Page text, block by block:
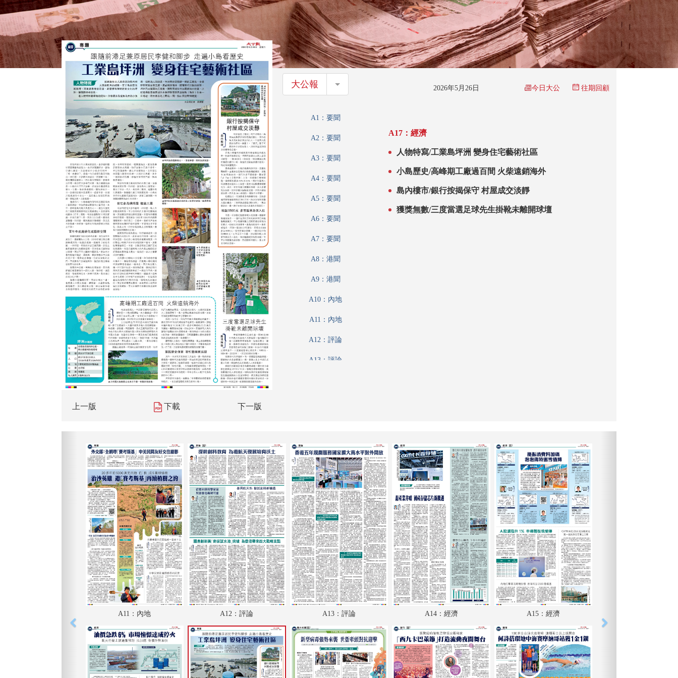
上一版 下載 下一版
大公報 大公報 2026年5月26日 今日大公 往期回顧
A1：要聞
A2：要聞
A3：要聞
A4：要聞
A5：要聞
A6：要聞
A7：要聞
A8：港聞
A9：港聞
A10：內地
A11：內地
A12：評論
A13：評論
A18：教育
A19：副刊
A20：體育
A21：國際
A22：國際
B1：體育
B2：大公園
B3：小公園
A17：經濟
人物特寫/工業島坪洲 變身住宅藝術社區
小島歷史/高峰期工廠過百間 火柴遠銷海外
島內樓市/銀行按揭保守 村屋成交淡靜
獲獎無數/三度當選足球先生掛靴未離開球壇
A11：內地 A12：評論 A13：評論 A14：經濟 A15：經濟